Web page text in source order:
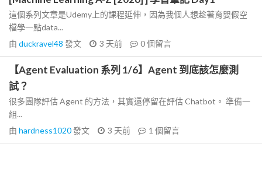
這個系列文章是Udemy上的課程延伸，因為我個人想趁著育嬰假空
檔學一點data...
由 duckravel48 發文 3 天前 0個留言
【Agent Evaluation 系列 1/6】Agent 到底該怎麼測
試？
很多團隊評估 Agent 的方法，其實還停留在評估 Chatbot。 準備一
組...
由 hardness1020發文 3 天前 1 個留言